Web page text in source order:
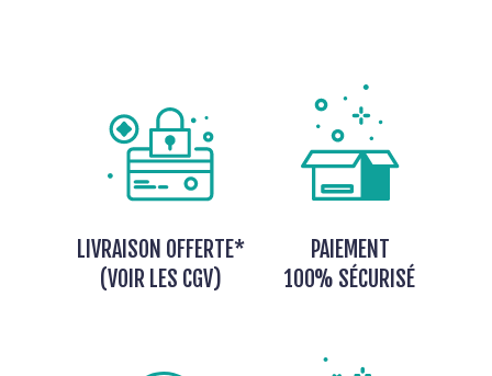
LIVRAISON OFFERTE*
(VOIR LES CGV)
PAIEMENT
100% SÉCURISÉ